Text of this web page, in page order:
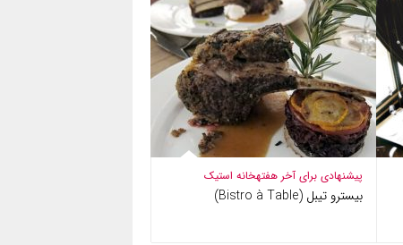
پیشنهادی برای آخر هفتهخانه استیک
بیسترو تیبل (Bistro à Table)